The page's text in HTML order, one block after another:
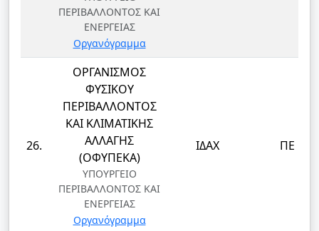
ΠΕΡΙΒΑΛΛΟΝΤΟΣ ΚΑΙ
ΕΝΕΡΓΕΙΑΣ
Οργανόγραμμα
26.
ΟΡΓΑΝΙΣΜΟΣ
ΦΥΣΙΚΟΥ
ΠΕΡΙΒΑΛΛΟΝΤΟΣ
ΚΑΙ ΚΛΙΜΑΤΙΚΗΣ
ΑΛΛΑΓΗΣ
(ΟΦΥΠΕΚΑ)
ΥΠΟΥΡΓΕΙΟ
ΠΕΡΙΒΑΛΛΟΝΤΟΣ ΚΑΙ
ΕΝΕΡΓΕΙΑΣ
Οργανόγραμμα
ΙΔΑΧ ΠΕ